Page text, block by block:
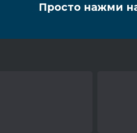
Просто нажми